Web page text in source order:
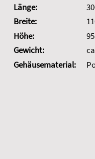
Länge:
Breite:
Höhe:
Gewicht:
Gehäusematerial: